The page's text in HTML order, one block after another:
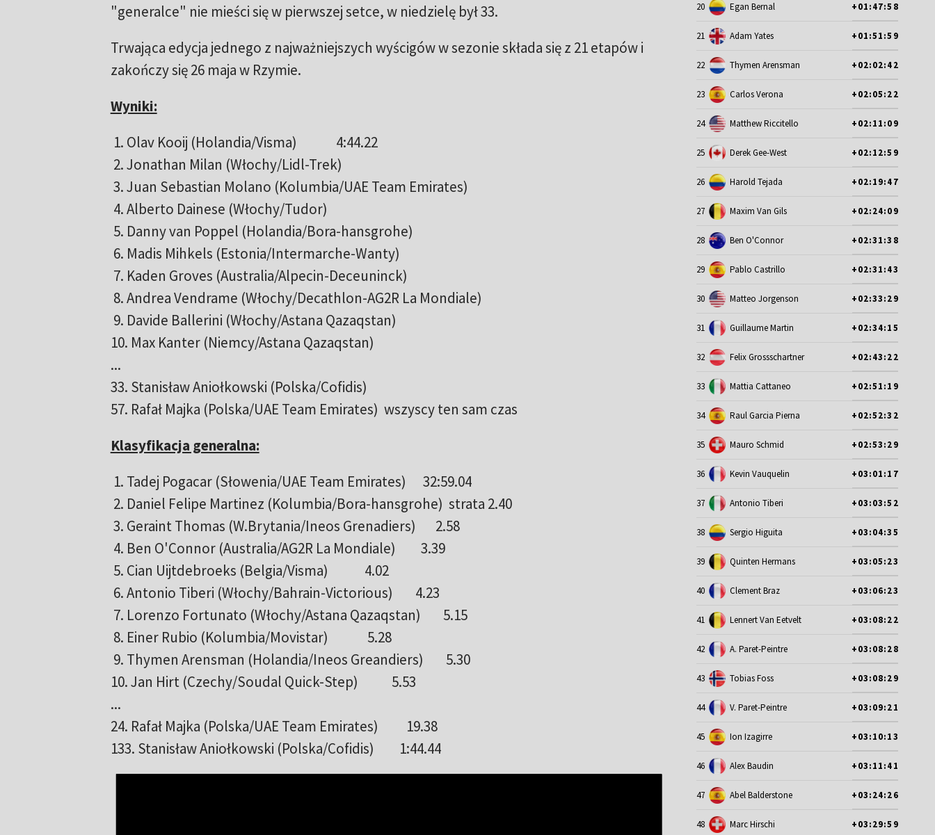
"generalce" nie mieści się w pierwszej setce, w niedzielę był 33.
Trwająca edycja jednego z najważniejszych wyścigów w sezonie składa się z 21 etapów i
zakończy się 26 maja w Rzymie.
Wyniki:
1. Olav Kooij (Holandia/Visma) 4:44.22
2. Jonathan Milan (Włochy/Lidl-Trek)
3. Juan Sebastian Molano (Kolumbia/UAE Team Emirates)
4. Alberto Dainese (Włochy/Tudor)
5. Danny van Poppel (Holandia/Bora-hansgrohe)
6. Madis Mihkels (Estonia/Intermarche-Wanty)
7. Kaden Groves (Australia/Alpecin-Deceuninck)
8. Andrea Vendrame (Włochy/Decathlon-AG2R La Mondiale)
9. Davide Ballerini (Włochy/Astana Qazaqstan)
10. Max Kanter (Niemcy/Astana Qazaqstan)
...
33. Stanisław Aniołkowski (Polska/Cofidis)
57. Rafał Majka (Polska/UAE Team Emirates) wszyscy ten sam czas
Klasyfikacja generalna:
1. Tadej Pogacar (Słowenia/UAE Team Emirates) 32:59.04
2. Daniel Felipe Martinez (Kolumbia/Bora-hansgrohe) strata 2.40
3. Geraint Thomas (W.Brytania/Ineos Grenadiers) 2.58
4. Ben O'Connor (Australia/AG2R La Mondiale) 3.39
5. Cian Uijtdebroeks (Belgia/Visma) 4.02
6. Antonio Tiberi (Włochy/Bahrain-Victorious) 4.23
7. Lorenzo Fortunato (Włochy/Astana Qazaqstan) 5.15
8. Einer Rubio (Kolumbia/Movistar) 5.28
9. Thymen Arensman (Holandia/Ineos Greandiers) 5.30
10. Jan Hirt (Czechy/Soudal Quick-Step) 5.53
...
24. Rafał Majka (Polska/UAE Team Emirates) 19.38
133. Stanisław Aniołkowski (Polska/Cofidis) 1:44.44
20 Egan Bernal +01:47:58
21 Adam Yates +01:51:59
22 Thymen Arensman +02:02:42
23 Carlos Verona +02:05:22
24 Matthew Riccitello +02:11:09
25 Derek Gee-West +02:12:59
26 Harold Tejada +02:19:47
27 Maxim Van Gils +02:24:09
28 Ben O'Connor +02:31:38
29 Pablo Castrillo +02:31:43
30 Matteo Jorgenson +02:33:29
31 Guillaume Martin +02:34:15
32 Felix Grossschartner +02:43:22
33 Mattia Cattaneo +02:51:19
34 Raul Garcia Pierna +02:52:32
35 Mauro Schmid +02:53:29
36 Kevin Vauquelin +03:01:17
37 Antonio Tiberi +03:03:52
38 Sergio Higuita +03:04:35
39 Quinten Hermans +03:05:23
40 Clement Braz +03:06:23
41 Lennert Van Eetvelt +03:08:22
42 A. Paret-Peintre +03:08:28
43 Tobias Foss +03:08:29
44 V. Paret-Peintre +03:09:21
45 Ion Izagirre +03:10:13
46 Alex Baudin +03:11:41
47 Abel Balderstone +03:24:26
48 Marc Hirschi +03:29:59